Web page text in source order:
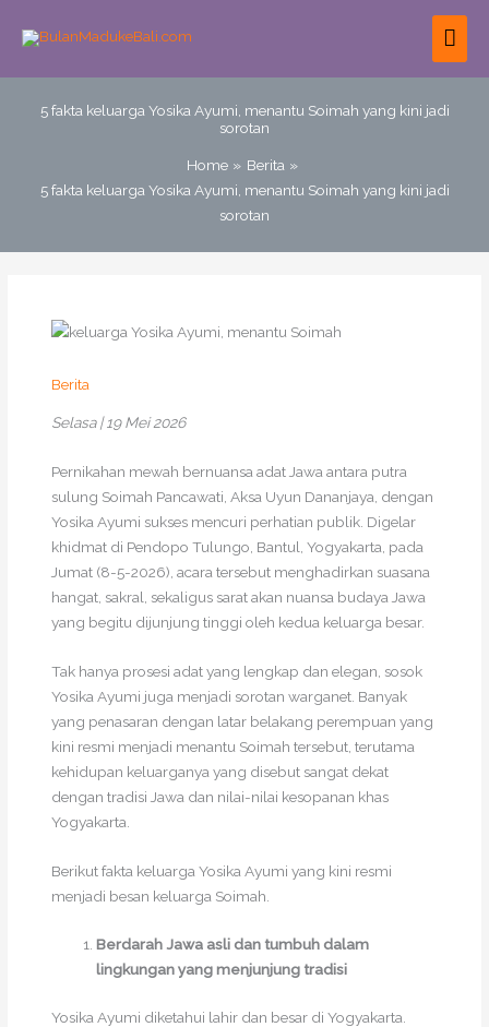
5 fakta keluarga Yosika Ayumi, menantu Soimah yang kini jadi
sorotan
Home
Berita
5 fakta keluarga Yosika Ayumi, menantu Soimah yang kini jadi
sorotan
Berita
Selasa | 19 Mei 2026
Pernikahan mewah bernuansa adat Jawa antara putra
sulung Soimah Pancawati, Aksa Uyun Dananjaya, dengan
Yosika Ayumi sukses mencuri perhatian publik. Digelar
khidmat di Pendopo Tulungo, Bantul, Yogyakarta, pada
Jumat (8-5-2026), acara tersebut menghadirkan suasana
hangat, sakral, sekaligus sarat akan nuansa budaya Jawa
yang begitu dijunjung tinggi oleh kedua keluarga besar.
Tak hanya prosesi adat yang lengkap dan elegan, sosok
Yosika Ayumi juga menjadi sorotan warganet. Banyak
yang penasaran dengan latar belakang perempuan yang
kini resmi menjadi menantu Soimah tersebut, terutama
kehidupan keluarganya yang disebut sangat dekat
dengan tradisi Jawa dan nilai-nilai kesopanan khas
Yogyakarta.
Berikut fakta keluarga Yosika Ayumi yang kini resmi
menjadi besan keluarga Soimah.
Berdarah Jawa asli dan tumbuh dalam
lingkungan yang menjunjung tradisi
Yosika Ayumi diketahui lahir dan besar di Yogyakarta.